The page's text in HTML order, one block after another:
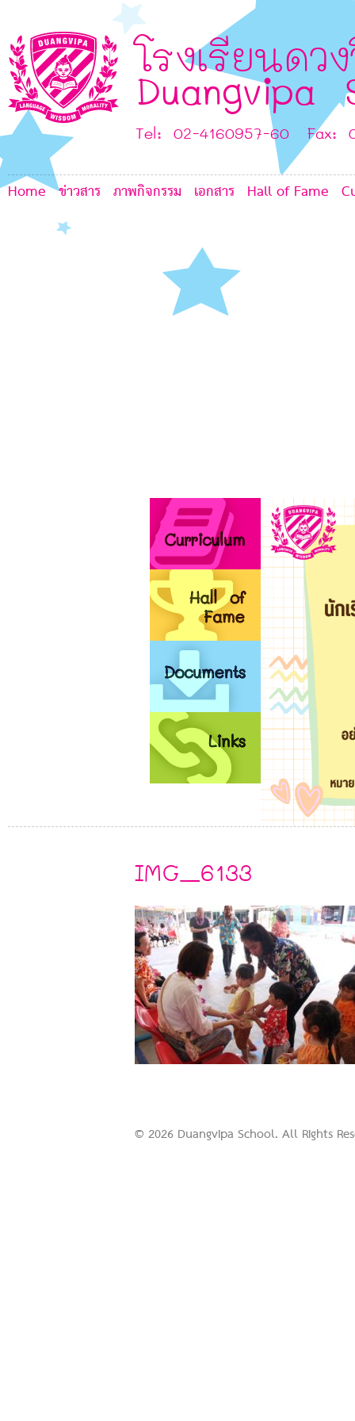
โรงเรียนดว
Duangvipa
Tel: 02-4160957-60 Fax:
Home ข่าวสาร ภาพกิจกรรม เอกสาร Hall of Fame
IMG_6133
© 2026 Duangvipa School. All Rights
7
6
8